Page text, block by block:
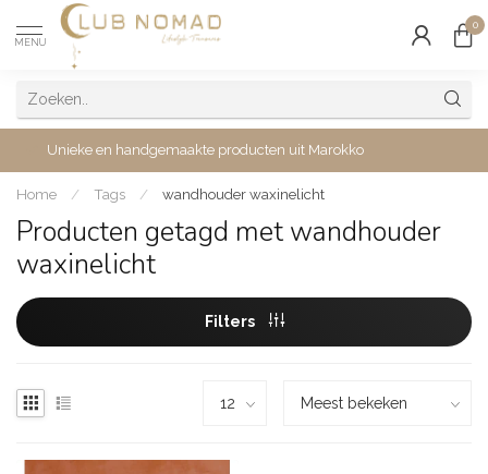
MENU
0
Unieke en handgemaakte producten uit Marokko
Home / Tags / wandhouder waxinelicht
Producten getagd met wandhouder
waxinelicht
Filters